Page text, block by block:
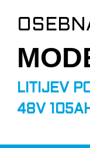
LITIJEV
48V